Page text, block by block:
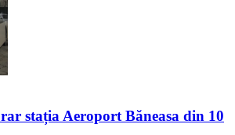
stația Aeroport Băneasa din 10